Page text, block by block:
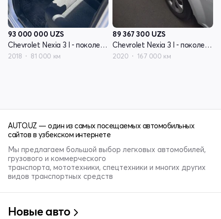
93 000 000 UZS
Chevrolet Nexia 3 I - поколение
2018 81 000 км
89 367 300 UZS
Chevrolet Nexia 3 I - поколение
2020 167 000 км
AUTO.UZ — один из самых посещаемых автомобильных
сайтов в узбекском интернете
Мы предлагаем большой выбор легковых автомобилей,
грузового и коммерческого
транспорта, мототехники, спецтехники и многих других
видов транспортных средств
Новые авто